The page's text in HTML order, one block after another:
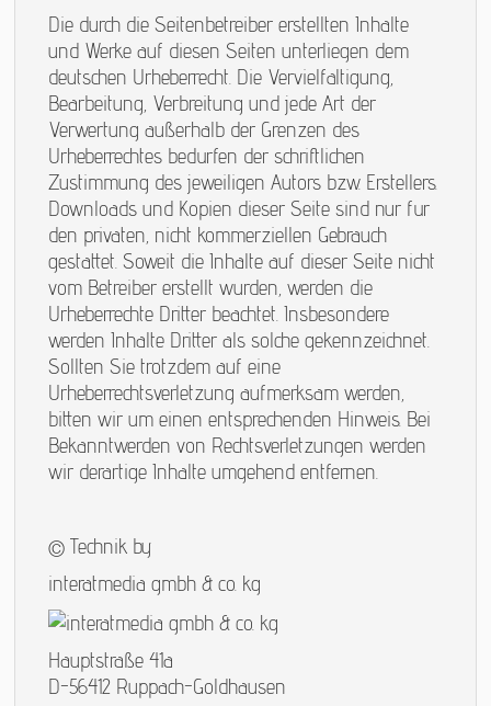
Die durch die Seitenbetreiber erstellten Inhalte
und Werke auf diesen Seiten unterliegen dem
deutschen Urheberrecht. Die Vervielfältigung,
Bearbeitung, Verbreitung und jede Art der
Verwertung außerhalb der Grenzen des
Urheberrechtes bedürfen der schriftlichen
Zustimmung des jeweiligen Autors bzw. Erstellers.
Downloads und Kopien dieser Seite sind nur für
den privaten, nicht kommerziellen Gebrauch
gestattet. Soweit die Inhalte auf dieser Seite nicht
vom Betreiber erstellt wurden, werden die
Urheberrechte Dritter beachtet. Insbesondere
werden Inhalte Dritter als solche gekennzeichnet.
Sollten Sie trotzdem auf eine
Urheberrechtsverletzung aufmerksam werden,
bitten wir um einen entsprechenden Hinweis. Bei
Bekanntwerden von Rechtsverletzungen werden
wir derartige Inhalte umgehend entfernen.
© Technik by
interatmedia gmbh & co. kg
Hauptstraße 41a
D-56412 Ruppach-Goldhausen